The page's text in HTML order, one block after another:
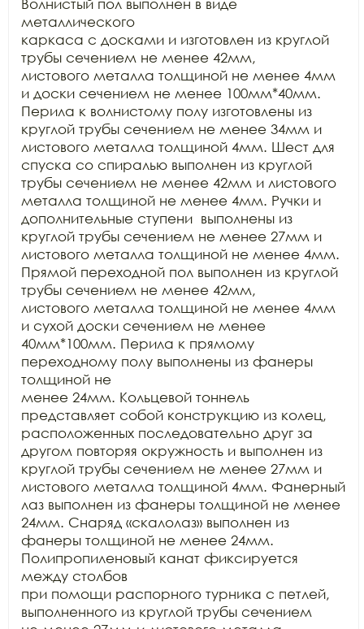
Волнистый пол выполнен в виде
металлического
каркаса с досками и изготовлен из круглой
трубы сечением не менее 42мм,
листового металла толщиной не менее 4мм
и доски сечением не менее 100мм*40мм.
Перила к волнистому полу изготовлены из
круглой трубы сечением не менее 34мм и
листового металла толщиной 4мм. Шест для
спуска со спиралью выполнен из круглой
трубы сечением не менее 42мм и листового
металла толщиной не менее 4мм. Ручки и
дополнительные ступени  выполнены из
круглой трубы сечением не менее 27мм и
листового металла толщиной не менее 4мм.
Прямой переходной пол выполнен из круглой
трубы сечением не менее 42мм,
листового металла толщиной не менее 4мм
и сухой доски сечением не менее
40мм*100мм. Перила к прямому
переходному полу выполнены из фанеры
толщиной не
менее 24мм. Кольцевой тоннель
представляет собой конструкцию из колец,
расположенных последовательно друг за
другом повторяя окружность и выполнен из
круглой трубы сечением не менее 27мм и
листового металла толщиной 4мм. Фанерный
лаз выполнен из фанеры толщиной не менее
24мм. Снаряд «скалолаз» выполнен из
фанеры толщиной не менее 24мм.
Полипропиленовый канат фиксируется
между столбов
при помощи распорного турника с петлей,
выполненного из круглой трубы сечением